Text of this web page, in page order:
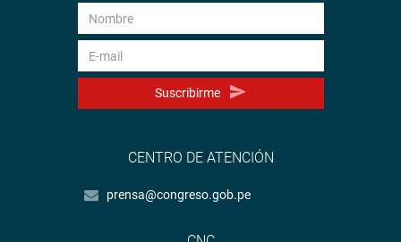
Suscribirme
CENTRO DE ATENCIÓN
prensa@congreso.gob.pe